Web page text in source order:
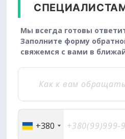
Мы всегда готовы
Заполните форму
свяжемся с вами в
+380